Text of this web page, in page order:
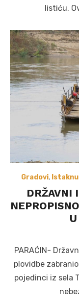
listiću.
Gradovi,
DRŽAVNI
PARAĆIN-
plovidbe
pojedinci iz sela